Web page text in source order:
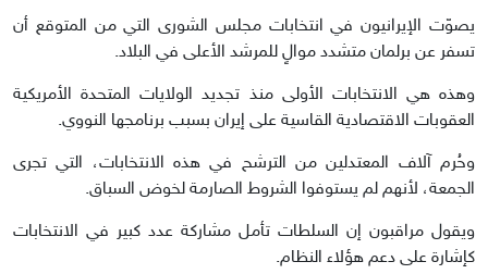
يصوّت الإيرانيون في انتخابات مجلس الشورى التي من المتوقع أن
تسفر عن برلمان متشدد موالٍ للمرشد الأعلى في البلاد.
وهذه هي الانتخابات الأولى منذ تجديد الولايات المتحدة الأمريكية
العقوبات الاقتصادية القاسية على إيران بسبب برنامجها النووي.
وحُرم آلاف المعتدلين من الترشح في هذه الانتخابات، التي تجرى
الجمعة، لأنهم لم يستوفوا الشروط الصارمة لخوض السباق.
ويقول مراقبون إن السلطات تأمل مشاركة عدد كبير في الانتخابات
كإشارة على دعم هؤلاء النظام.